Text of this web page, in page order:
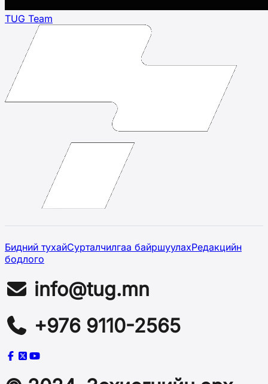
TUG Team
Бидний тухайСурталчилгаа байршуулахРедакцийн
бодлого
info@tug.mn
+976 9110-2565